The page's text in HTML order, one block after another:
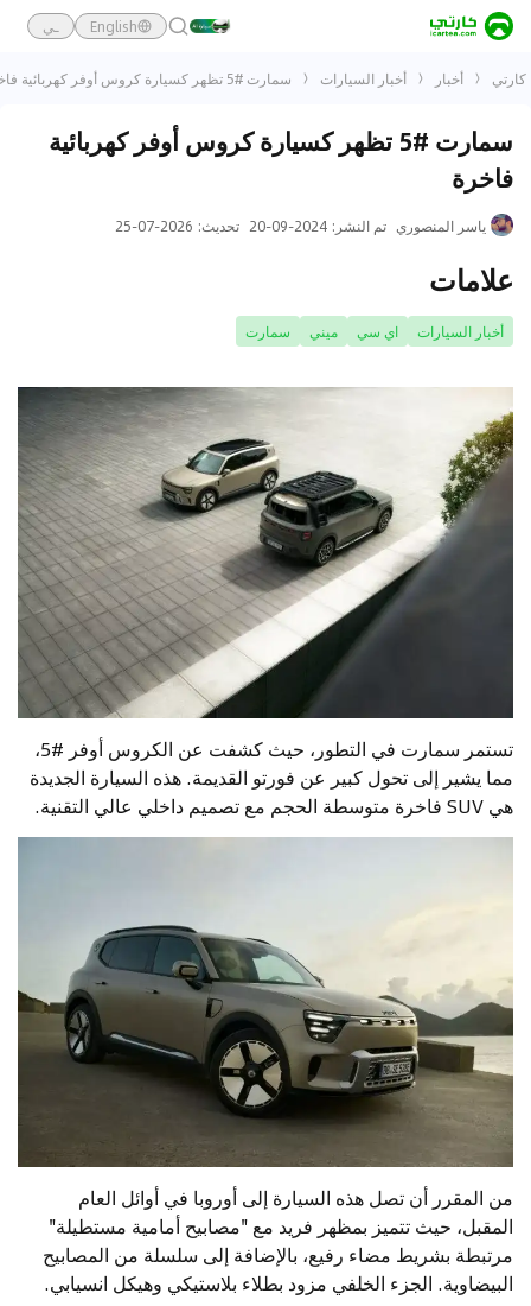
English ـي
كارتي أخبار أخبار السيارات سمارت #5 تظهر كسيارة كروس أوفر كهربائية فاخرة
سمارت #5 تظهر كسيارة كروس أوفر كهربائية
فاخرة
ياسر المنصوري تم النشر :
2024-09-20 تحديث:
2026-07-25
علامات
أخبار السيارات اي سي ميني سمارت
تستمر سمارت في التطور، حيث كشفت عن الكروس أوفر #5،
مما يشير إلى تحول كبير عن فورتو القديمة. هذه السيارة الجديدة
هي SUV فاخرة متوسطة الحجم مع تصميم داخلي عالي التقنية.
من المقرر أن تصل هذه السيارة إلى أوروبا في أوائل العام
المقبل، حيث تتميز بمظهر فريد مع "مصابيح أمامية مستطيلة"
مرتبطة بشريط مضاء رفيع، بالإضافة إلى سلسلة من المصابيح
البيضاوية. الجزء الخلفي مزود بطلاء بلاستيكي وهيكل انسيابي.